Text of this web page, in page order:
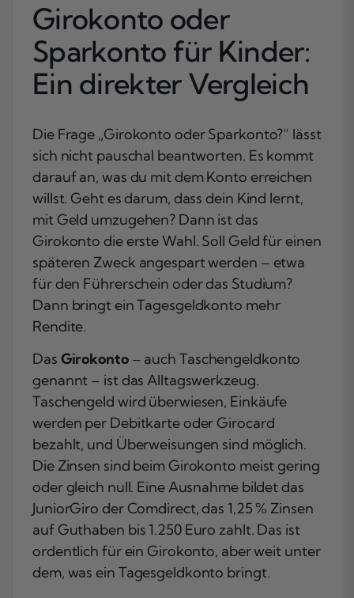
Girokonto oder
Sparkonto für Kinder:
Ein direkter Vergleich
Die Frage „Girokonto oder Sparkonto?“ lässt
sich nicht pauschal beantworten. Es kommt
darauf an, was du mit dem Konto erreichen
willst. Geht es darum, dass dein Kind lernt,
mit Geld umzugehen? Dann ist das
Girokonto die erste Wahl. Soll Geld für einen
späteren Zweck angespart werden – etwa
für den Führerschein oder das Studium?
Dann bringt ein Tagesgeldkonto mehr
Rendite.
Das Girokonto– auch Taschengeldkonto
genannt – ist das Alltagswerkzeug.
Taschengeld wird überwiesen, Einkäufe
werden per Debitkarte oder Girocard
bezahlt, und Überweisungen sind möglich.
Die Zinsen sind beim Girokonto meist gering
oder gleich null. Eine Ausnahme bildet das
JuniorGiro der Comdirect, das 1,25 % Zinsen
auf Guthaben bis 1.250 Euro zahlt. Das ist
ordentlich für ein Girokonto, aber weit unter
dem, was ein Tagesgeldkonto bringt.